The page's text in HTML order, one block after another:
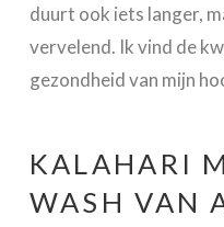
duurt ook iets langer,
vervelend. Ik vind de
gezondheid van mijn
KALAHARI
WASH VAN